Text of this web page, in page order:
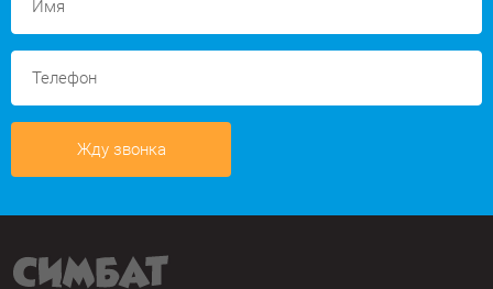
Жду звонка